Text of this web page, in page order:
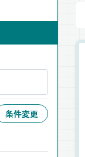
条件変更